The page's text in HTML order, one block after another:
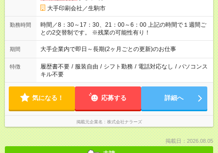
大手印刷会社／生駒市
勤務時間
時間／8：30～17：30、21：00～6：00 上記の時間で１週間ご
との2交替制です。 ※残業の可能性有り！
期間 大手企業内で即日～長期(2ヶ月ごとの更新)のお仕事
特徴 履歴書不要 / 服装自由 / シフト勤務 / 電話対応なし / パソコンス
キル不要
気になる！ 応募する 詳細へ
掲載元企業名 株式会社ナラーズ
掲載日：2026.08.05